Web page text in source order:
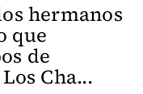
los hermanos
que
de
Cha...